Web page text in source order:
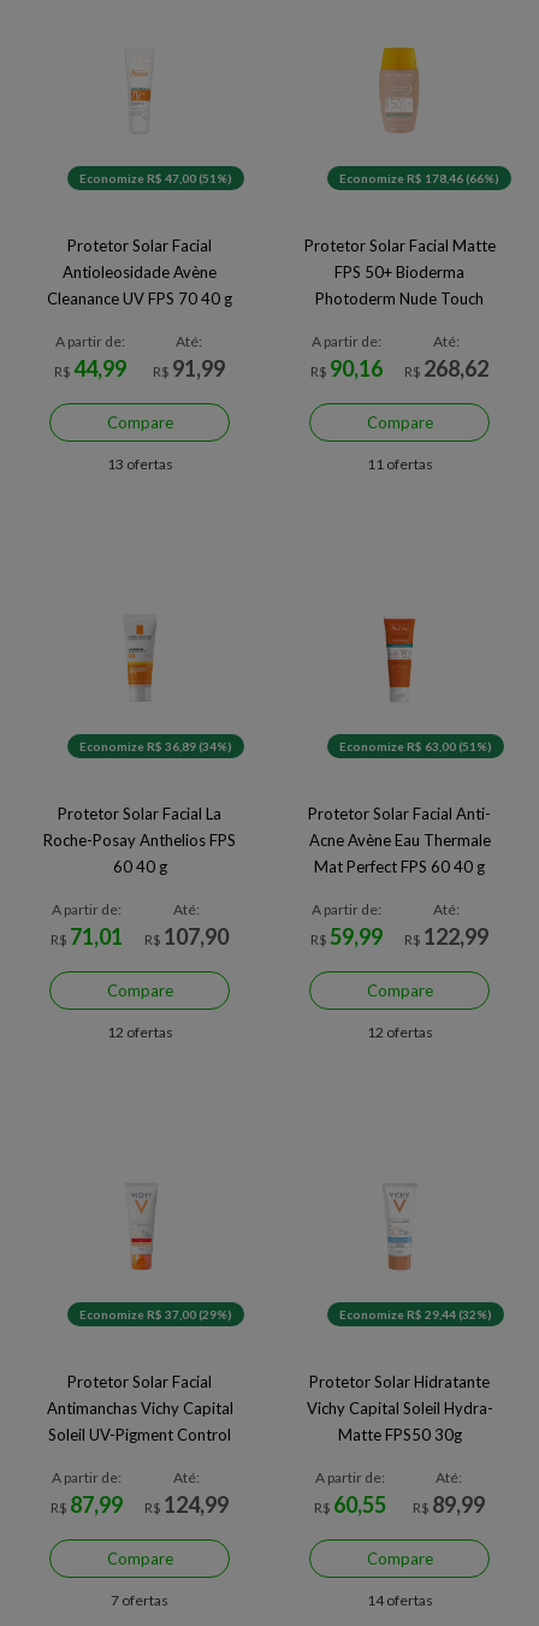
Economize R$ 47,00 (51%)
Protetor Solar Facial
Antioleosidade Avène
Cleanance UV FPS 70 40 g
A partir de:
R$44,99
Até:
R$ 91,99
Compare
13 ofertas
Economize R$ 178,46 (66%)
Protetor Solar Facial Matte
FPS 50+ Bioderma
Photoderm Nude Touch
A partir de:
R$ 90,16
Até:
R$ 268,62
Compare
11 ofertas
Economize R$ 36,89 (34%)
Protetor Solar Facial La
Roche-Posay Anthelios FPS
60 40 g
A partir de:
R$ 71,01
Até:
R$ 107,90
Compare
12 ofertas
Economize R$ 63,00 (51%)
Protetor Solar Facial Anti-
Acne Avène Eau Thermale
Mat Perfect FPS 60 40 g
A partir de:
R$ 59,99
Até:
R$ 122,99
Compare
12 ofertas
Economize R$ 37,00 (29%)
Protetor Solar Facial
Antimanchas Vichy Capital
Soleil UV-Pigment Control
A partir de:
R$ 87,99
Até:
R$ 124,99
Compare
7 ofertas
Economize R$ 29,44 (32%)
Protetor Solar Hidratante
Vichy Capital Soleil Hydra-
Matte FPS50 30g
A partir de:
R$ 60,55
Até:
R$ 89,99
Compare
14 ofertas